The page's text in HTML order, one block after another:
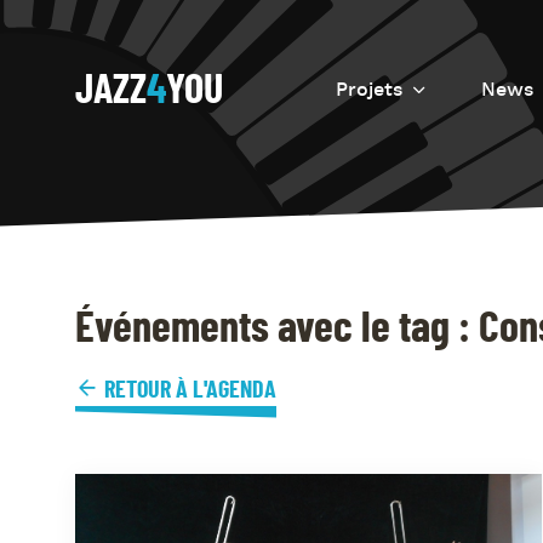
JAZZ4YOU Projets
Introduction
Resurrection
News
Événements avec le tag :
RETOUR À L'AGENDA